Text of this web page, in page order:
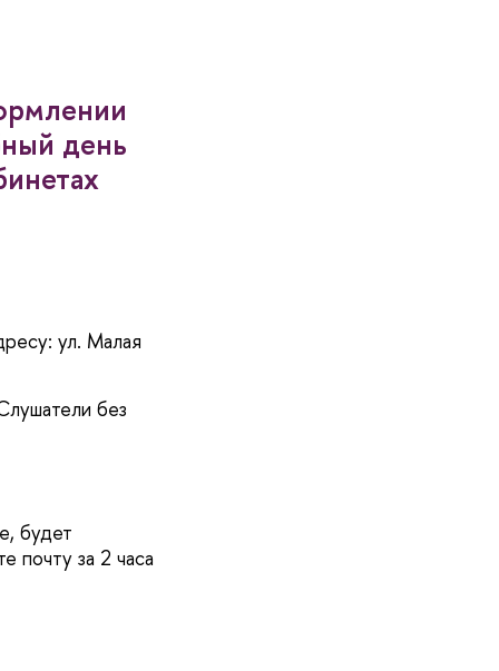
день
ул. Малая
без
будет
почту за 2 часа